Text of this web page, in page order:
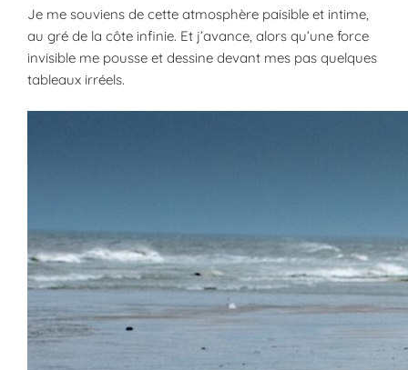
Je me souviens de cette atmosphère paisible et intime,
au gré de la côte infinie. Et j’avance, alors qu’une force
invisible me pousse et dessine devant mes pas quelques
tableaux irréels.